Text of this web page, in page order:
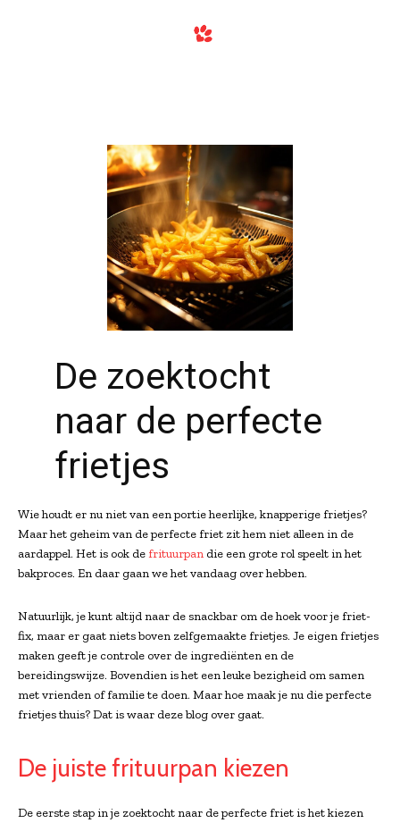
De zoektocht
naar de perfecte
frietjes
Wie houdt er nu niet van een portie heerlijke, knapperige frietjes?
Maar het geheim van de perfecte friet zit hem niet alleen in de
aardappel. Het is ook defrituurpan die een grote rol speelt in het
bakproces. En daar gaan we het vandaag over hebben.
Natuurlijk, je kunt altijd naar de snackbar om de hoek voor je friet-
fix, maar er gaat niets boven zelfgemaakte frietjes. Je eigen frietjes
maken geeft je controle over de ingrediënten en de
bereidingswijze. Bovendien is het een leuke bezigheid om samen
met vrienden of familie te doen. Maar hoe maak je nu die perfecte
frietjes thuis? Dat is waar deze blog over gaat.
De juiste frituurpan kiezen
De eerste stap in je zoektocht naar de perfecte friet is het kiezen